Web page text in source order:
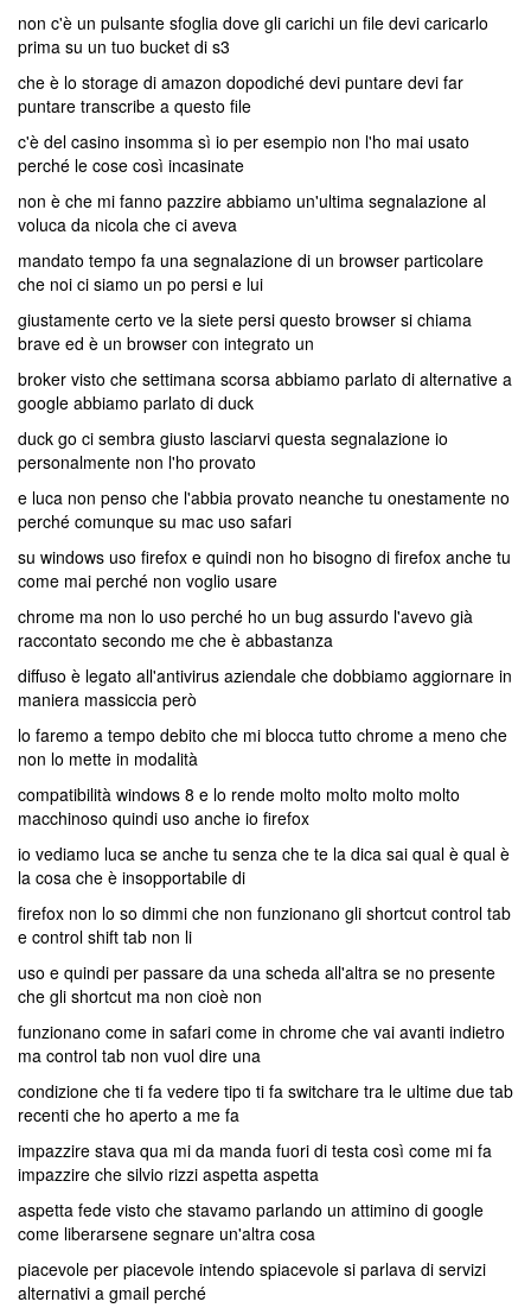
non c'è un pulsante sfoglia dove gli carichi un file devi caricarlo
prima su un tuo bucket di s3
che è lo storage di amazon dopodiché devi puntare devi far
puntare transcribe a questo file
c'è del casino insomma sì io per esempio non l'ho mai usato
perché le cose così incasinate
non è che mi fanno pazzire abbiamo un'ultima segnalazione al
voluca da nicola che ci aveva
mandato tempo fa una segnalazione di un browser particolare
che noi ci siamo un po persi e lui
giustamente certo ve la siete persi questo browser si chiama
brave ed è un browser con integrato un
broker visto che settimana scorsa abbiamo parlato di alternative a
google abbiamo parlato di duck
duck go ci sembra giusto lasciarvi questa segnalazione io
personalmente non l'ho provato
e luca non penso che l'abbia provato neanche tu onestamente no
perché comunque su mac uso safari
su windows uso firefox e quindi non ho bisogno di firefox anche tu
come mai perché non voglio usare
chrome ma non lo uso perché ho un bug assurdo l'avevo già
raccontato secondo me che è abbastanza
diffuso è legato all'antivirus aziendale che dobbiamo aggiornare in
maniera massiccia però
lo faremo a tempo debito che mi blocca tutto chrome a meno che
non lo mette in modalità
compatibilità windows 8 e lo rende molto molto molto molto
macchinoso quindi uso anche io firefox
io vediamo luca se anche tu senza che te la dica sai qual è qual è
la cosa che è insopportabile di
firefox non lo so dimmi che non funzionano gli shortcut control tab
e control shift tab non li
uso e quindi per passare da una scheda all'altra se no presente
che gli shortcut ma non cioè non
funzionano come in safari come in chrome che vai avanti indietro
ma control tab non vuol dire una
condizione che ti fa vedere tipo ti fa switchare tra le ultime due tab
recenti che ho aperto a me fa
impazzire stava qua mi da manda fuori di testa così come mi fa
impazzire che silvio rizzi aspetta aspetta
aspetta fede visto che stavamo parlando un attimino di google
come liberarsene segnare un'altra cosa
piacevole per piacevole intendo spiacevole si parlava di servizi
alternativi a gmail perché